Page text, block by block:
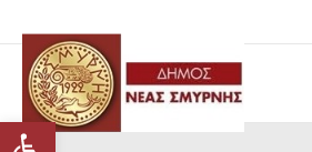
Ανοίξτε τη γραμμή εργαλείων